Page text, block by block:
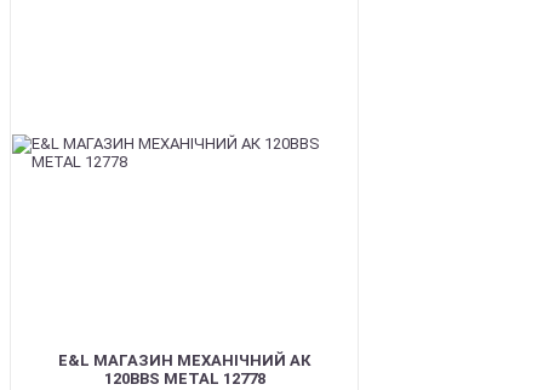
E&L МАГАЗИН МЕХАНІЧНИЙ АК
120BBS METAL 12778